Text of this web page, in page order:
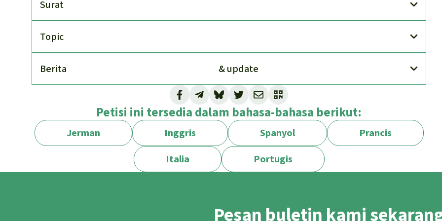
Surat
Topic
Berita & update
Studi dari organisasi internasional sepertiHuman Rights Watch
kenyataan yang menyedihkan. Aktivis dan jurnalis tidak bisa bebas bekerja. Pejuang
lingkungan di tempat melaporkan adanya banyak kasus pengintaian, penangkapan dan
penindasan. Jumlah kasus yang tidak terdata bisa lebih banyak lagi.
Pemerintah sebaliknya malah berkali-kali mengancam benar-benar mencabut
moratorium.
Virunga, meskipun pemerintah telah menghentikan lelang 30 konsesi.
Petisi ini tersedia dalam bahasa-bahasa berikut:
Jerman Inggris Spanyol
Prancis
Italia
Portugis
Pesan buletin kami